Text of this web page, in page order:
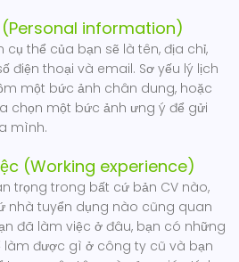
information)
thể của bạn sẽ là tên, địa chỉ,
điện thoại và email. Sơ yếu lý lịch
một bức ảnh chân dung, hoặc
chọn một bức ảnh ưng ý để gửi
mình.
(Working experience)
trọng trong bất cứ bản CV nào,
nhà tuyển dụng nào cũng quan
đã làm việc ở đâu, bạn có những
làm được gì ở công ty cũ và bạn